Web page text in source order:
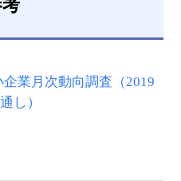
業月次動向調査（2019
し）